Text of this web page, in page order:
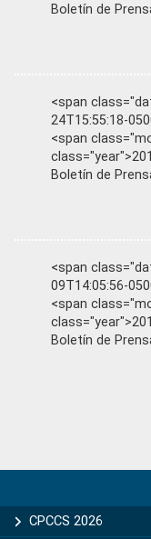
Boletín de
<span
24T15:55:18-
<span
Boletín de
<span
09T14:05:56-
<span
Boletín de
Sidebar
CPCCS 2026